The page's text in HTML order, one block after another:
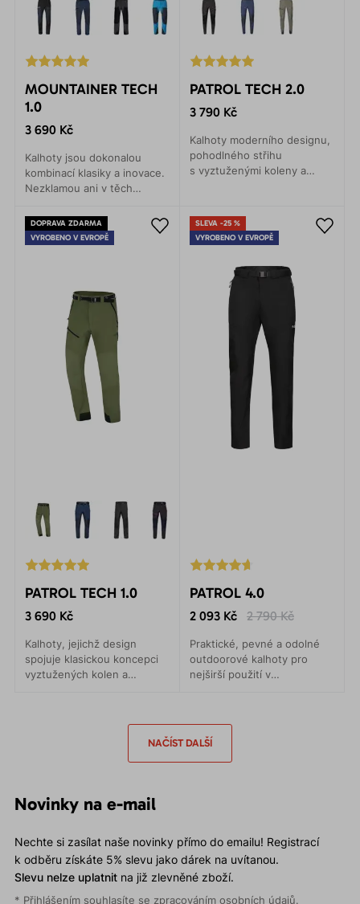
MOUNTAINER TECH
1.0
3 690 Kč
Kalhoty jsou dokonalou
kombinací klasiky a inovace.
Nezklamou ani v těch
podmínkách. Jsou
nástupcem legendárních
outdoorových kalhot
PATROL TECH 2.0
3 790 Kč
Kalhoty moderního designu,
pohodlného střihu
s vyztuženými koleny a
DOPRAVA ZDARMA
VYROBENO V EVROPĚ
PATROL TECH 1.0
3 690 Kč
Kalhoty, jejichž design
spojuje klasickou koncepci
vyztužených kolen a
SLEVA -25 %
VYROBENO V EVROPĚ
PATROL 4.0
2 093 Kč 2 790 Kč
Praktické, pevné a odolné
outdoorové kalhoty pro
nejširší použití v
NAČÍST DALŠÍ
Novinky na e-mail
Nechte si zasílat naše novinky přímo do emailu! Registrací
k odběru získáte 5% slevu jako dárek na uvítanou.
Slevu nelze uplatnitna již zlevněné zboží.
* Přihlášením souhlasíte se zpracováním osobních údajů.